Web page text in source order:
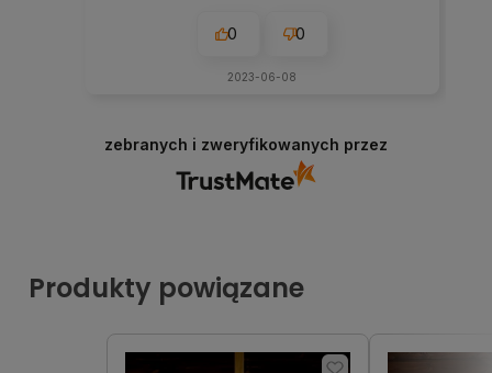
0 0
2023-06-08
zebranych i zweryfikowanych przez
Produkty powiązane